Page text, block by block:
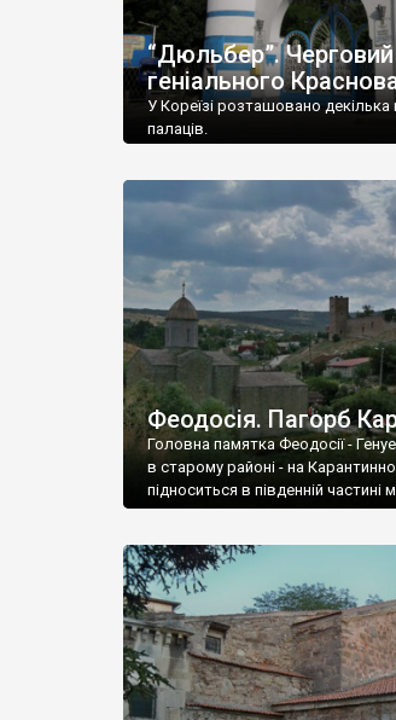
“Дюльбер”. Черговий
геніального
У Кореїзі розташовано
палаців.
Феодосія. Пагорб
Головна памятка Феодосії -
в старому районі - на
підноситься в південній частині